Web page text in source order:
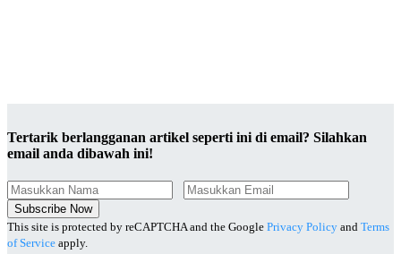
Tertarik berlangganan artikel seperti ini di email? Silahkan
email anda dibawah ini!
Subscribe Now
This site is protected by reCAPTCHA and the Google Privacy Policy and Terms
of Service apply.